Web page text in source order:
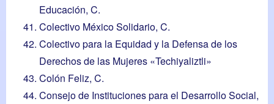
Educación, C.
Colectivo México Solidario, C.
Colectivo para la Equidad y la Defensa de los
Derechos de las Mujeres «Techiyaliztli»
Colón Feliz, C.
Consejo de Instituciones para el Desarrollo Social,